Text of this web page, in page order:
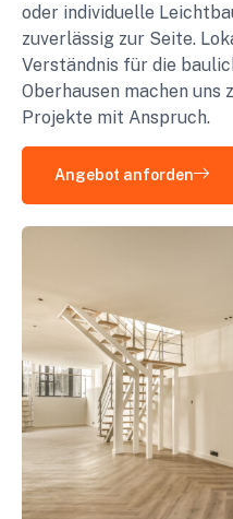
oder individuelle
zuverlässig zur Seite.
Verständnis für die
Oberhausen machen
Projekte mit Anspruch.
Angebot anforden